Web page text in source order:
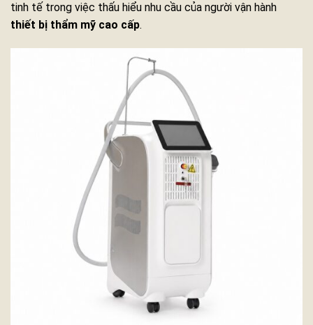
tinh tế trong việc thấu hiểu nhu cầu của người vận hành
thiết bị thẩm mỹ cao cấp.